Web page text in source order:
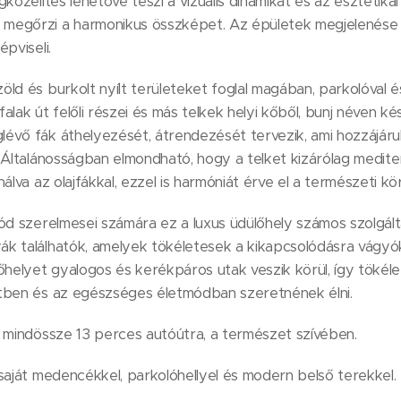
a harmonikus összképet. Az épületek
és burkolt nyílt területeket foglal magában, parkolóval
út felőli részei és más telkek helyi kőből, bunj néven
fák áthelyezését, átrendezését tervezik, ami
elmondható, hogy a telket kizárólag
az olajfákkal, ezzel is harmóniát érve el a természeti
szerelmesei számára ez a luxus üdülőhely számos
találhatók, amelyek tökéletesek a kikapcsolódásra
gyalogos és kerékpáros utak veszik körül, így
és az egészséges életmódban szeretnének élni.
13 perces autóútra, a természet szívében.
medencékkel, parkolóhellyel és modern belső terekkel.